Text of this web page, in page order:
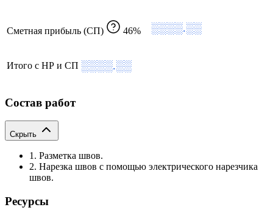
Сметная прибыль (СП) 46% ░░░░.░░
Итого с НР и СП ░░░░.░░
Состав работ
Скрыть
1. Разметка швов.
2. Нарезка швов с помощью электрического нарезчика
швов.
Ресурсы